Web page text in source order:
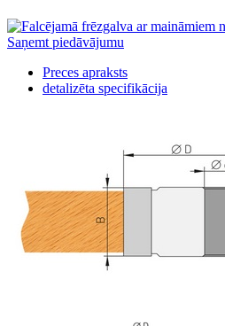
Saņemt piedāvājumu
Preces apraksts
detalizēta specifikācija